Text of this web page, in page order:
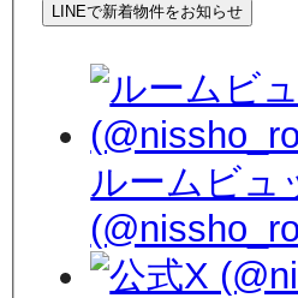
LINEで新着物件をお知らせ
ルームビュ